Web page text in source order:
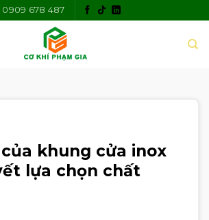
0909 678 487
khung cửa inox
lựa chọn chất